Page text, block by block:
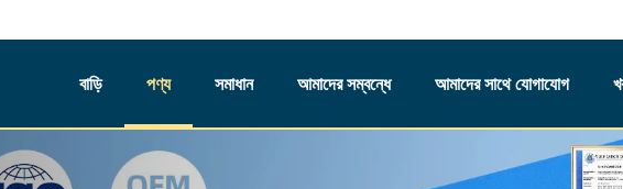
বাড়ি পণ্য সমাধান আমাদের সম্বন্ধে আমাদের সাথে যোগাযোগ